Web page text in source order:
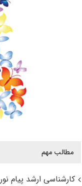
مطالب مهم
کارشناسی ارشد پیام نور